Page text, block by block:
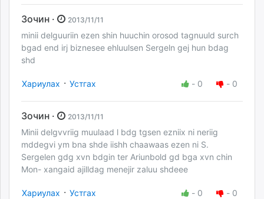
Зочин · 2013/11/11
minii delguuriin ezen shin huuchin orosod tagnuuld surch
bgad end irj biznesee ehluulsen Sergeln gej hun bdag
shd
Хариулах · Устгах - 0 - 0
Зочин · 2013/11/11
Minii delgvvriig muulaad l bdg tgsen ezniix ni neriig
mddegvi ym bna shde iishh chaawaas ezen ni S.
Sergelen gdg xvn bdgin ter Ariunbold gd bga xvn chin
Mon- xangaid ajilldag menejir zaluu shdeee
Хариулах · Устгах - 0 - 0